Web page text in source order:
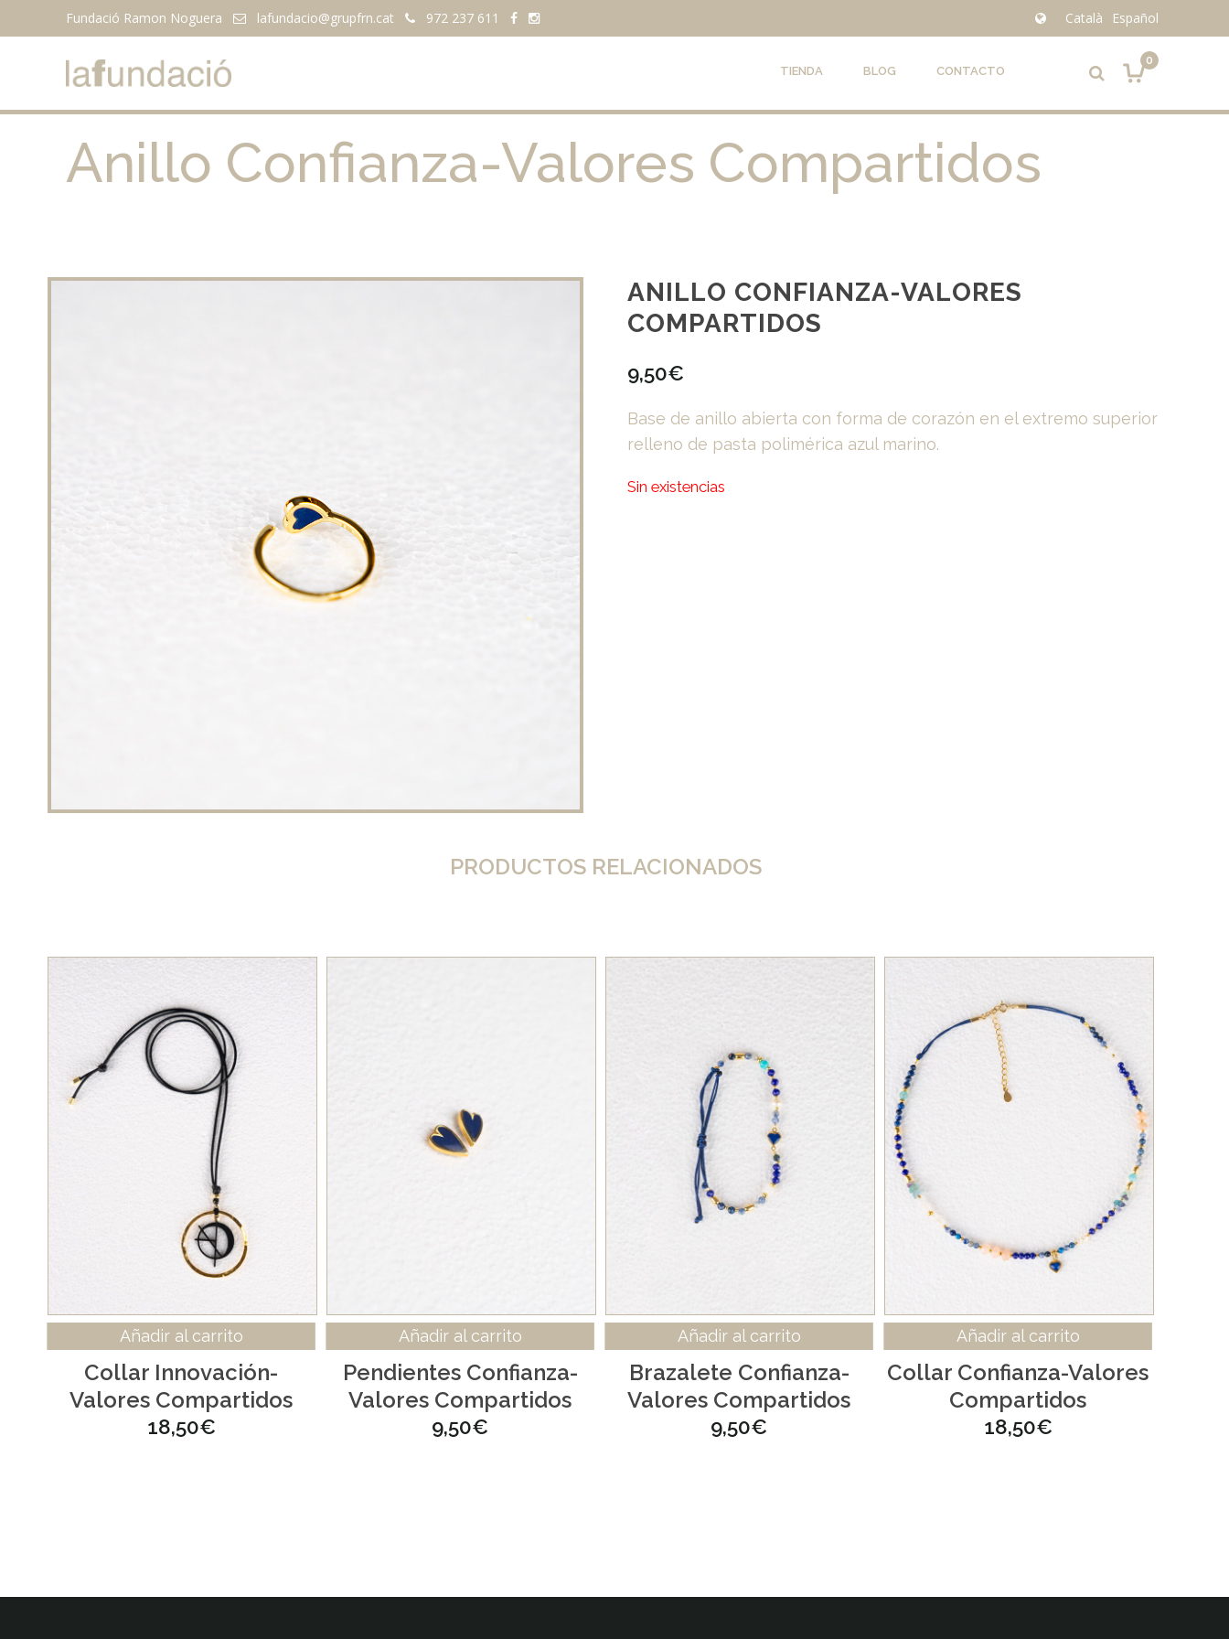
Fundació Ramon Noguera lafundacio@grupfrn.cat 972 237 611 Català Español
0
TIENDA
BLOG CONTACTO
Anillo Confianza-Valores Compartidos
ANILLO CONFIANZA-VALORES
COMPARTIDOS
9,50€
Base de anillo abierta con forma de corazón en el extremo superior
relleno de pasta polimérica azul marino.
Sin existencias
PRODUCTOS RELACIONADOS
Añadir al carrito
Collar Innovación-
Valores Compartidos
18,50€
Añadir al carrito
Pendientes Confianza-
Valores Compartidos
9,50€
Añadir al carrito
Brazalete Confianza-
Valores Compartidos
9,50€
Añadir al carrito
Collar Confianza-Valores
Compartidos
18,50€